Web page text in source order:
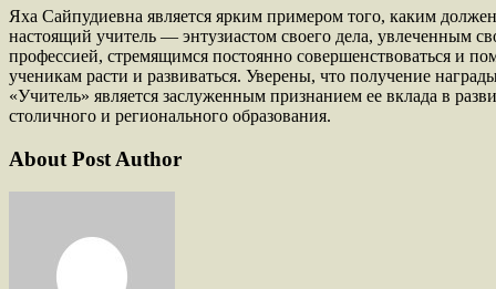
Яха Сайпудиевна является ярким примером того, каким
настоящий учитель — энтузиастом своего дела, увлеченным
профессией, стремящимся постоянно совершенствоваться и
ученикам расти и развиваться. Уверены, что получение
«Учитель» является заслуженным признанием ее вклада в
столичного и регионального образования.
About Post Author